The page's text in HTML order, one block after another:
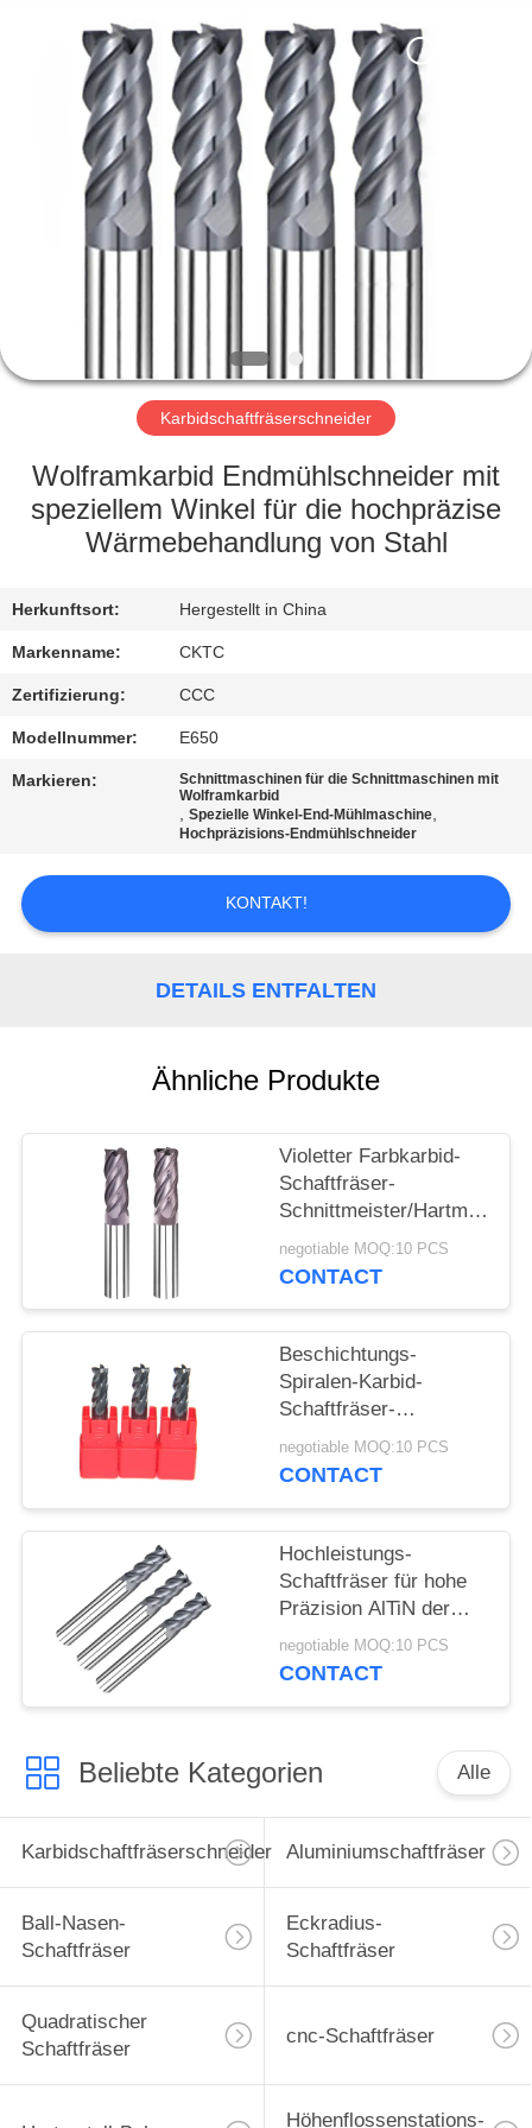
HAUS
PRODUKTE
FABRIK-
AUSFLUG
QUALITÄTSKONTROLLE
SIE
MIT
UNS
IN
VERBINDUNG
SIE
EIN
POLICY
Karbidschaftfräserschneider
Wolframkarbid Endmühlschneider mit
speziellem Winkel für die hochpräzise
Wärmebehandlung von Stahl
Herkunftsort: Hergestellt in China
Markenname: CKTC
Zertifizierung: CCC
Modellnummer: E650
Markieren:
Schnittmaschinen für die Schnittmaschinen mit
Wolframkarbid
,Spezielle Winkel-End-Mühlmaschine,
Hochpräzisions-Endmühlschneider
KONTAKT!
DETAILS ENTFALTEN
Ähnliche Produkte
Violetter Farbkarbid-
Schaftfräser-
Schnittmeister/Hartmetall-
Fräser
negotiable MOQ:10 PCS
CONTACT
Beschichtungs-
Spiralen-Karbid-
Schaftfräser-
Schneider-/Schwarz-
feste Karbid-Fräser
negotiable MOQ:10 PCS
CONTACT
Hochleistungs-
Schaftfräser für hohe
Präzision AlTiN der
Legierung oder TiSiN-
Beschichtung
negotiable MOQ:10 PCS
CONTACT
Beliebte Kategorien Alle
Karbidschaftfräserschneider Aluminiumschaftfräser
Ball-Nasen-
Schaftfräser
Eckradius-
Schaftfräser
Quadratischer
Schaftfräser
cnc-Schaftfräser
Höhenflossenstations-